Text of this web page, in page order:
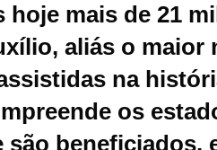
hoje mais de 21
aliás o maior
na
os
são beneficiados,